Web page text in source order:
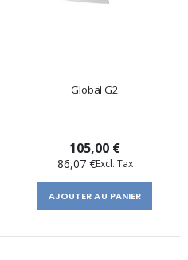
Global G2
105,00 €
86,07 €
AJOUTER AU PANIER